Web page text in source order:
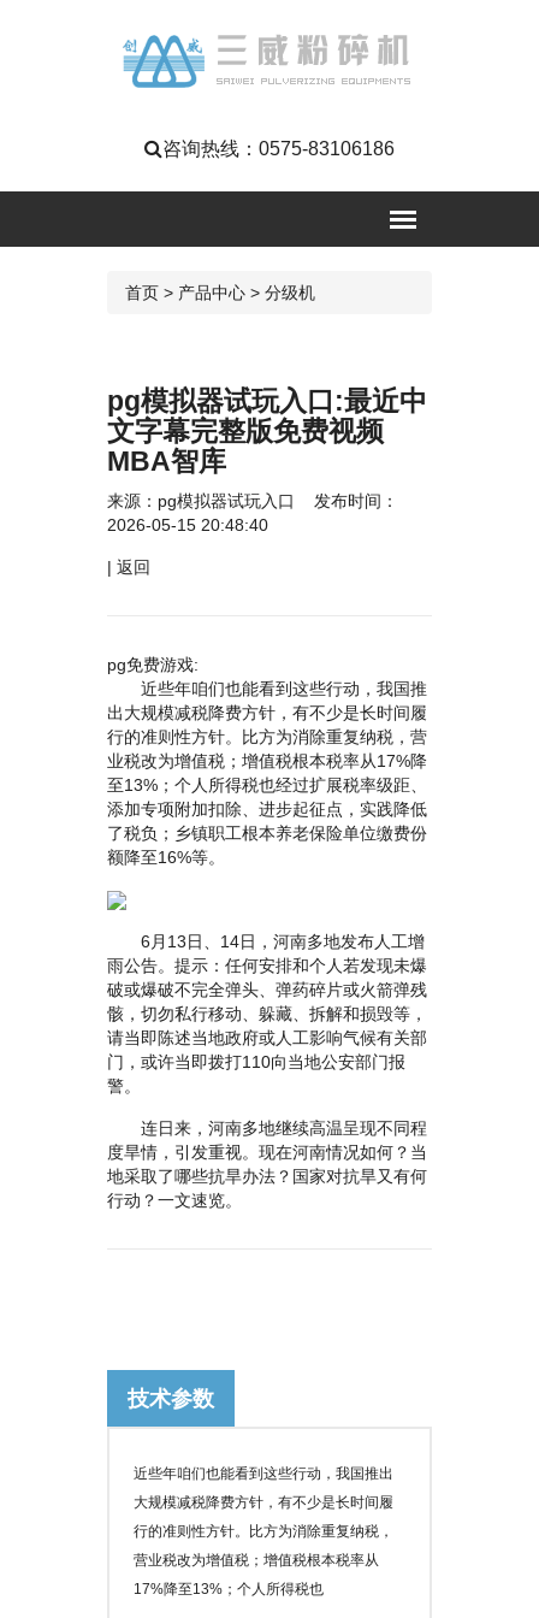
咨询热线： 0575-83106186
首页 > 产品中心 > 分级机
pg模拟器试玩入口:最近中
文字幕完整版免费视频
MBA智库
来源： pg模拟器试玩入口
发布时间：
2026-05-15 20:48:40
| 返回
pg免费游戏:
近些年咱们也能看到这些行动，我国推
出大规模减税降费方针，有不少是长时间履
行的准则性方针。比方为消除重复纳税，营
业税改为增值税；增值税根本税率从17%降
至13%；个人所得税也经过扩展税率级距、
添加专项附加扣除、进步起征点，实践降低
了税负；乡镇职工根本养老保险单位缴费份
额降至16%等。
6月13日、14日，河南多地发布人工增
雨公告。提示：任何安排和个人若发现未爆
破或爆破不完全弹头、弹药碎片或火箭弹残
骸，切勿私行移动、躲藏、拆解和损毁等，
请当即陈述当地政府或人工影响气候有关部
门，或许当即拨打110向当地公安部门报
警。
连日来，河南多地继续高温呈现不同程
度旱情，引发重视。现在河南情况如何？当
地采取了哪些抗旱办法？国家对抗旱又有何
行动？一文速览。
技术参数
近些年咱们也能看到这些行动，我国推出
大规模减税降费方针，有不少是长时间履
行的准则性方针。比方为消除重复纳税，
营业税改为增值税；增值税根本税率从
17%降至13%；个人所得税也